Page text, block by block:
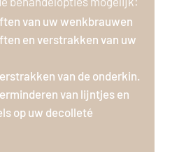
van uw wenkbrauwen
en verstrakken van uw
van de onderkin.
van lijntjes en
op uw decolleté